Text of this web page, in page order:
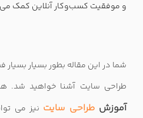
و موفقیت کسب‌وکار آنلاین کمک
شما در این مقاله بطور بسیار
طراحی سایت آشنا خواهید شد.
آموزشطراحی سایت نیز می